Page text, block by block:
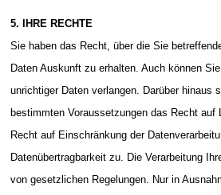
5. IHRE RECHTE
Sie haben das Recht, über die Sie
Daten Auskunft zu erhalten. Auch können
unrichtiger Daten verlangen. Darüber hinaus
bestimmten Voraussetzungen das Recht auf
Recht auf Einschränkung der
Datenübertragbarkeit zu. Die Verarbeitung
von gesetzlichen Regelungen. Nur in